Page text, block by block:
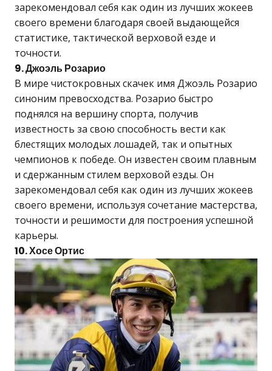
зарекомендовал себя как один из лучших жокеев
своего времени благодаря своей выдающейся
статистике, тактической верховой езде и
точности.
9. Джоэль Розарио
В мире чистокровных скачек имя Джоэль Розарио
синоним превосходства. Розарио быстро
поднялся на вершину спорта, получив
известность за свою способность вести как
блестящих молодых лошадей, так и опытных
чемпионов к победе. Он известен своим плавным
и сдержанным стилем верховой езды. Он
зарекомендовал себя как один из лучших жокеев
своего времени, используя сочетание мастерства,
точности и решимости для построения успешной
карьеры.
10. Хосе Ортис